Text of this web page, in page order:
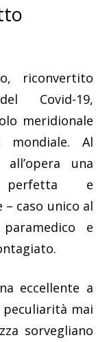
riconvertito
Covid-19,
meridionale
mondiale. Al
una
perfetta e
caso unico al
e
eccellente a
mai
sorvegliano